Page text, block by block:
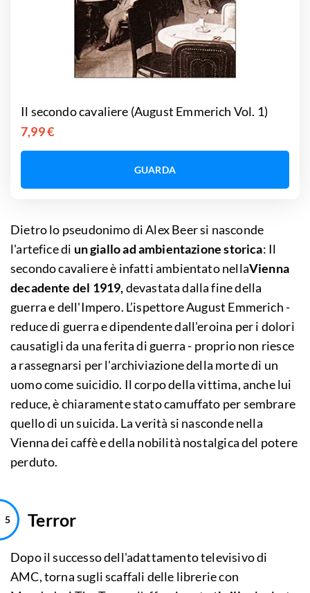
Il secondo cavaliere (August Emmerich Vol. 1)
7,99 €
GUARDA
Dietro lo pseudonimo di Alex Beer si nasconde
l'artefice di un giallo ad ambientazione storica: Il
secondo cavaliere è infatti ambientato nellaVienna
decadente del 1919,devastata dalla fine della
guerra e dell'Impero. L’ispettore August Emmerich -
reduce di guerra e dipendente dall'eroina per i dolori
causatigli da una ferita di guerra - proprio non riesce
a rassegnarsi per l'archiviazione della morte di un
uomo come suicidio. Il corpo della vittima, anche lui
reduce, è chiaramente stato camuffato per sembrare
quello di un suicida. La verità si nasconde nella
Vienna dei caffè e della nobilità nostalgica del potere
perduto.
Terror
Dopo il successo dell'adattamento televisivo di
AMC, torna sugli scaffali delle librerie con